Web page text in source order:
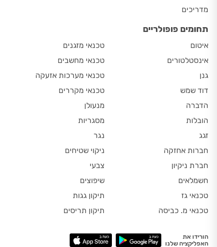
מדריכים
תחומים פופולריים
איטום
אינסטלטורים
גנן
דוד שמש
הדברה
הובלות
זגג
חברות אחזקה
חברת ניקיון
חשמלאים
טכנאי גז
טכנאי מ. כביסה
טכנאי מזגנים
טכנאי מחשבים
טכנאי מערכות אזעקה
טכנאי מקררים
מנעולן
מסגריות
נגר
ניקוי שטיחים
צבעי
שיפוצים
תיקון גגות
תיקון תריסים
הורידו את
האפליקציה שלנו